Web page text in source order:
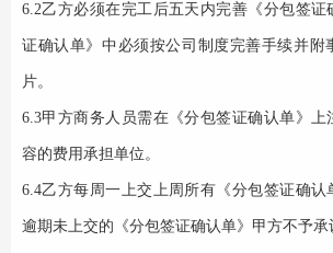
6.2乙方必须在完工后五天内完善《分包签证
证确认单》中必须按公司制度完善手续并附
片。
6.3甲方商务人员需在《分包签证确认单》上
容的费用承担单位。
6.4乙方每周一上交上周所有《分包签证确认
逾期未上交的《分包签证确认单》甲方不予承